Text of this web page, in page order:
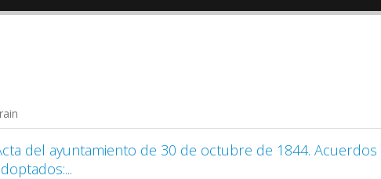
del ayuntamiento de 30 de octubre de 1844. Acuerdos